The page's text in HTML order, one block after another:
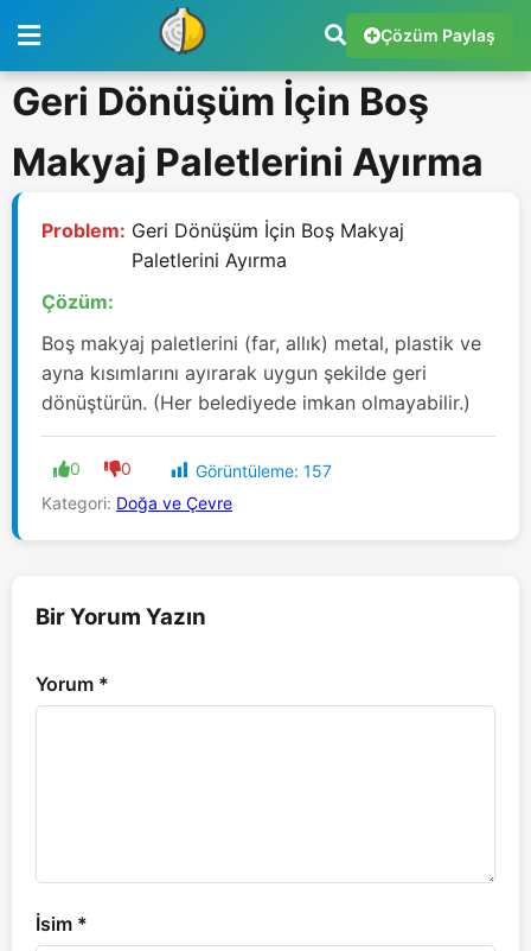
Çözüm Paylaş
Geri Dönüşüm İçin Boş
Makyaj Paletlerini Ayırma
Problem: Geri Dönüşüm İçin Boş Makyaj
Paletlerini Ayırma
Çözüm:
Boş makyaj paletlerini (far, allık) metal, plastik ve
ayna kısımlarını ayırarak uygun şekilde geri
dönüştürün. (Her belediyede imkan olmayabilir.)
0 0 Görüntüleme: 157
Kategori: Doğa ve Çevre
Bir Yorum Yazın
Yorum *
İsim *